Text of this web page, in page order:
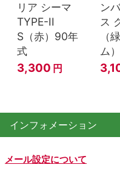
リア シーマ
TYPE-II
S（赤）90年
式
3,300 円
ン
ス
（
ム
インフォメーション
メール設定について